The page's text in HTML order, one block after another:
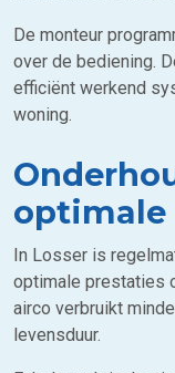
De monteur
over de bediening.
efficiënt werkend
woning.
optimale
In Losser is
optimale prestaties
airco verbruikt
levensduur.